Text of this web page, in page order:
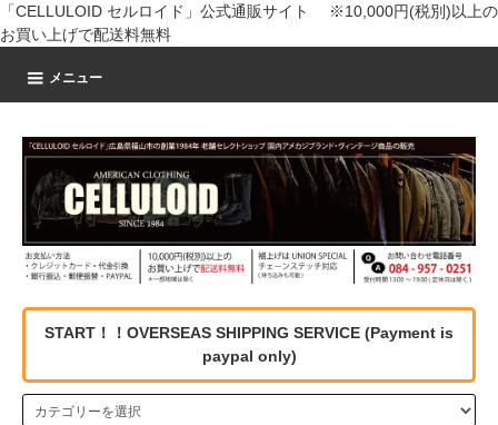
「CELLULOID セルロイド」公式通販サイト ※10,000円(税別)以上の
お買い上げで配送料無料
メニュー
START！！OVERSEAS SHIPPING SERVICE (Payment is
paypal only)